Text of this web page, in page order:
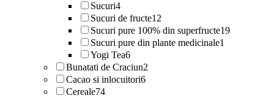
Sucuri4
Sucuri de fructe12
Sucuri pure 100% din superfructe19
Sucuri pure din plante medicinale1
Yogi Tea6
Bunatati de Craciun2
Cacao si inlocuitori6
Cereale74